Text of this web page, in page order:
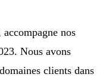
nos
Nous avons
clients dans